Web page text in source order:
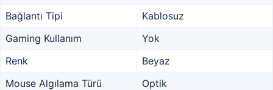
Bağlantı Tipi
Kablosuz
Gaming Kullanım
Yok
Renk
Beyaz
Mouse Algılama Türü
Optik